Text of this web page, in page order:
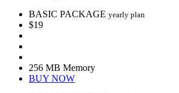
BASIC PACKAGE yearly plan
$19
256 MB Memory
BUY NOW